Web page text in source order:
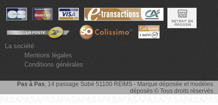
La société
Mentions légales
Conditions générales
Pas à Pas, 14 passage Subé 51100 REIMS - Marque déposée et modèles
déposés © Tous droits réservés